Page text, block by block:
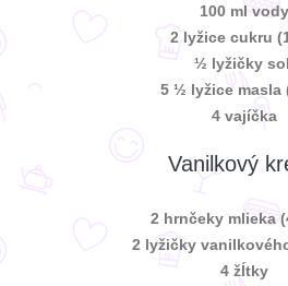
100 ml vody
2 lyžice cukru
½ lyžičky
5 ½ lyžice masla
4 vajíčka
Vanilkový
2 hrnčeky mlieka
2 lyžičky
4 žĺtky